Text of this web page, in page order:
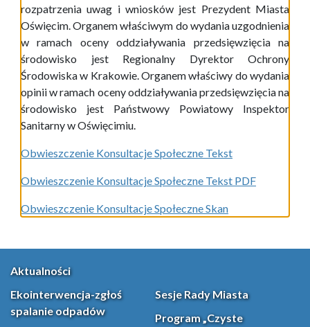
rozpatrzenia uwag i wniosków jest Prezydent Miasta
Oświęcim. Organem właściwym do wydania uzgodnienia
w ramach oceny oddziaływania przedsięwzięcia na
środowisko jest Regionalny Dyrektor Ochrony
Środowiska w Krakowie. Organem właściwy do wydania
opinii w ramach oceny oddziaływania przedsięwzięcia na
środowisko jest Państwowy Powiatowy Inspektor
Sanitarny w Oświęcimiu.
Obwieszczenie Konsultacje Społeczne Tekst
Obwieszczenie Konsultacje Społeczne Tekst PDF
Obwieszczenie Konsultacje Społeczne Skan
Aktualności
Ekointerwencja-zgłoś
spalanie odpadów
Sesje Rady Miasta
Program „Czyste